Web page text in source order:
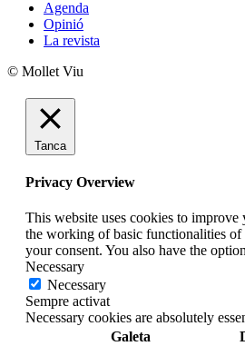
Agenda
Opinió
La revista
© Mollet Viu
Tanca
Privacy Overview
This website uses cookies to improve
the working of basic functionalities of
your consent. You also have the
Necessary
Necessary
Sempre activat
Necessary cookies are absolutely
Galeta